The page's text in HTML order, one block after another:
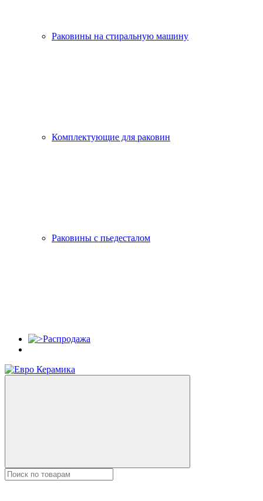
Раковины на стиральную машину
Комплектующие для раковин
Раковины с пьедесталом
Распродажа